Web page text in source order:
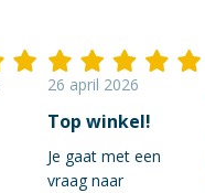
26 april 2026
Top winkel!
Je gaat met een
vraag naar